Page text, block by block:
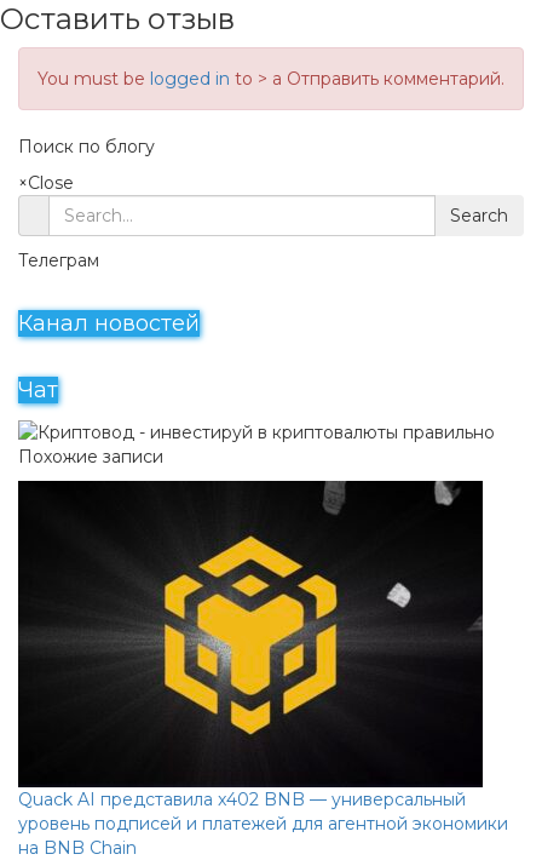
Оставить отзыв
You must be logged in to > a Отправить комментарий.
Поиск по блогу
×Close
Search
Телеграм
Канал новостей
Чат
Похожие записи
Quack AI представила x402 BNB — универсальный
уровень подписей и платежей для агентной экономики
на BNB Chain